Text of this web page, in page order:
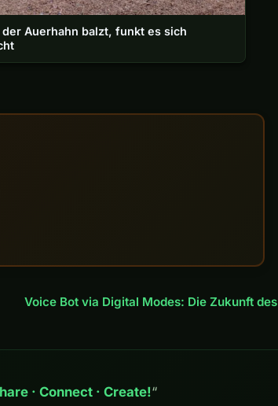
der Auerhahn balzt, funkt es sich
Voice Bot via Digital Modes: Die Zukunft
· Connect · Create!“